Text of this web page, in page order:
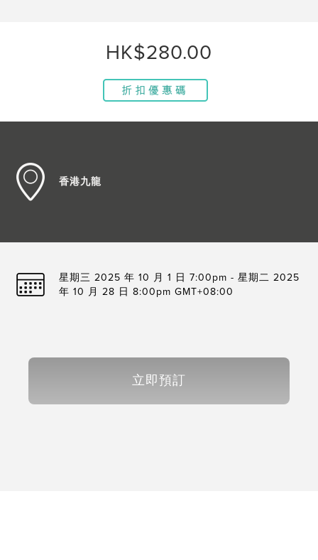
HK$280.00
香港九龍
星期三 2025 年 10 月 1 日 7:00pm - 星期二 2025
年 10 月 28 日 8:00pm GMT+08:00
立即預訂